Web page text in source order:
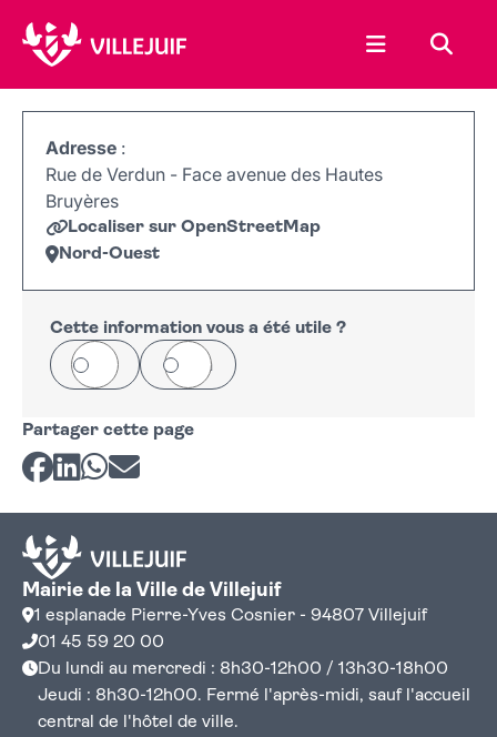
Ouvrir le
Adresse :
Rue de Verdun - Face avenue des Hautes
Bruyères
Localiser sur OpenStreetMap
Nord-Ouest
+
−
Cette information vous a été utile ?
Oui Non
Partager cette page
Partager sur Facebook
Partager sur LinkedIn
Partager sur Whatsapp
Partager par courriel
Mairie de la Ville de Villejuif
1 esplanade Pierre-Yves Cosnier - 94807 Villejuif
01 45 59 20 00
Du lundi au mercredi : 8h30-12h00 / 13h30-18h00
Jeudi : 8h30-12h00. Fermé l'après-midi, sauf l'accueil
central de l'hôtel de ville.